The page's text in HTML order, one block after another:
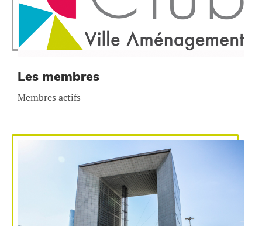
Les membres
Membres actifs